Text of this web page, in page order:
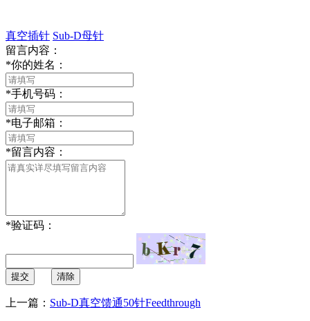
真空插针 Sub-D母针
留言内容：
*你的姓名：
*手机号码：
*电子邮箱：
*留言内容：
*验证码：
提交 清除
上一篇： Sub-D真空馈通50针Feedthrough